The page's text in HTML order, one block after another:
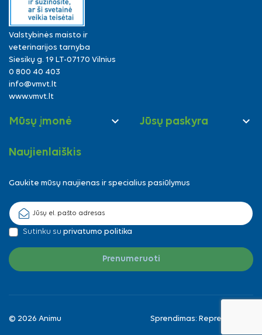
Valstybinės maisto ir
veterinarijos tarnyba
Siesikų g. 19 LT-07170 Vilnius
0 800 40 403
info@vmvt.lt
www.vmvt.lt
Mūsų įmonė  Jūsų paskyra 
Naujienlaiškis
Gaukite mūsų naujienas ir specialius pasiūlymus
Sutinku su privatumo politika
© 2026 Animu Sprendimas: Reprezentuok